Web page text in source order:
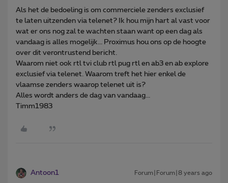
Als het de bedoeling is om commerciele zenders exclusief
te laten uitzenden via telenet? Ik hou mijn hart al vast voor
wat er ons nog zal te wachten staan want op een dag als
vandaag is alles mogelijk... Proximus hou ons op de hoogte
over dit verontrustend bericht.
Waarom niet ook rtl tvi club rtl pug rtl en ab3 en ab explore
exclusief via telenet. Waarom treft het hier enkel de
vlaamse zenders waarop telenet uit is?
Alles wordt anders de dag van vandaag...
Timm1983
Antoon1 Forum|Forum|8 years ago